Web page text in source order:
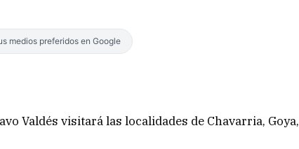
medios preferidos en Google
Valdés visitará las localidades de Chavarria, Goya,